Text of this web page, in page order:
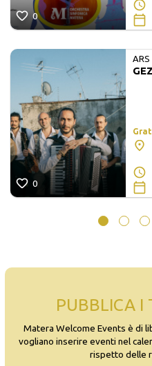
0
0
PUBBLICA I
Matera Welcome Events è di
vogliano inserire eventi nel
rispetto delle